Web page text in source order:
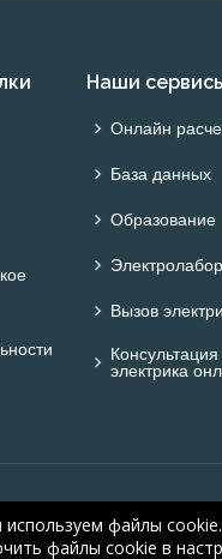
Наши
Онлайн
База данных
Образование
Вызов
Консультация
электрика
файлы
файлы cookie в